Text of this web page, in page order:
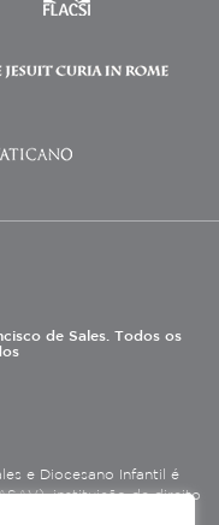
de Sales. Todos os
e Diocesano Infantil é
instituição de direito
natureza educativa,